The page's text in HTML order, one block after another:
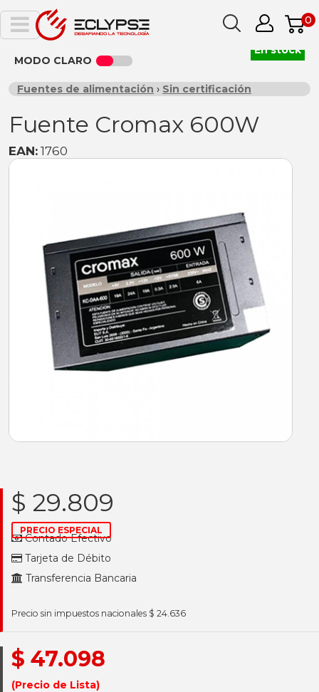
0
MODO CLARO
Fuentes de alimentación › Sin certificación
Fuente Cromax 600W
EAN: 1760
$ 29.809
PRECIO ESPECIAL
Contado Efectivo
Tarjeta de Débito
Transferencia Bancaria
Precio sin impuestos nacionales $ 24.636
$ 47.098
(Precio de Lista)
En stock